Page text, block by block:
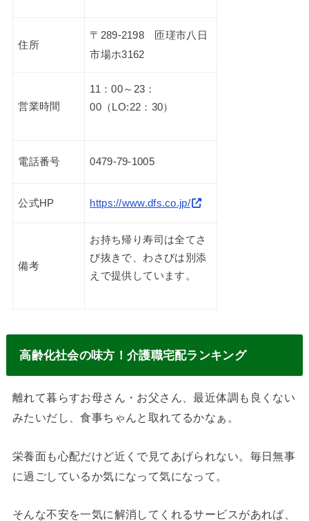
住所
〒289-2198 匝瑳市八日
市場ホ3162
営業時間
11：00～23：
00（LO:22：30）
電話番号 0479-79-1005
公式HP https://www.dfs.co.jp/
備考
お持ち帰り寿司は全てさ
び抜きで、わさびは別添
えで提供しています。
高齢化社会の味方！介護職宅配ランキング
離れて暮らすお母さん・お父さん、最近体調も良くない
みたいだし、食事ちゃんと取れてるかなぁ。
栄養面も心配だけど近くで見てあげられない。毎日無事
に過ごしているか気になって気になって。
そんな不安を一気に解消してくれるサービスがあれば、